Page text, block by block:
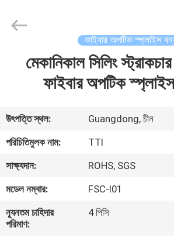
আমাদের
সম্পর্কে
কারখানা
ভ্রমণ
Tech.
ফাইবার অপটিক স্প্লাইস
মেকানিকাল সিলিং
ফাইবার অপটিক
উৎপত্তি স্থল:
Guangdong, চীন
পরিচিতিমুলক নাম:
TTI
সাক্ষ্যদান:
ROHS, SGS
মডেল নম্বার:
FSC-I01
ন্যূনতম চাহিদার
পরিমাণ:
4 পিসি